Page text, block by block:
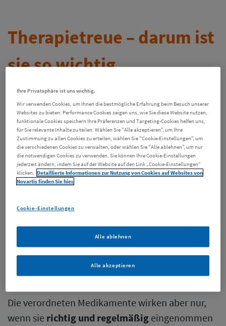
Therapietreue – darum ist
sie so wichtig
Die gewissenhafte Einnahme der ärztlich
verordneten Medikamente ist für eine
erfolgreiche Therapie im Rahmen einer
Herzinsuffizienz unerlässlich.
Herzschwäche ist eine chronische Erkrankung. Sie
ist mit einer ganzheitlichen Behandlung gut in
Medikamenten
herzgesunderErnährung,
Bewegungund
Die verordneten Medikamente wirken aber nur,
wenn sie richtig und regelmäßig eingenommen
Ihre Privatsphäre ist uns wichtig.
Wir verwenden Cookies, um Ihnen die bestmögliche Erfahrung beim Besuch unserer
Websites zu bieten: Performance Cookies zeigen uns, wie Sie diese Website nutzen,
funktionale Cookies speichern Ihre Präferenzen und Targeting-Cookies helfen uns,
für Sie relevante Inhalte zu teilen. Wählen Sie "Alle akzeptieren", um Ihre
Zustimmung zu allen Cookies zu erteilen, wählen Sie "Cookie-Einstellungen", um
die verschiedenen Cookies zu verwalten, oder wählen Sie "Alle ablehnen", um nur
die notwendigen Cookies zu verwenden. Sie können Ihre Cookie-Einstellungen
jederzeit ändern, indem Sie auf der Website auf den Link „Cookie-Einstellungen“
klicken. Detaillierte Informationen zur Nutzung von Cookies auf Websites von
Novartis finden Sie hier.
Cookie-Einstellungen
Alle ablehnen
Alle akzeptieren